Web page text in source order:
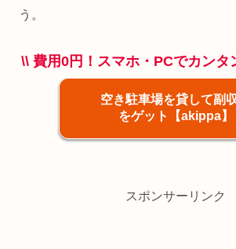
う。
\\ 費用0円！スマホ・PCでカンタ
空き駐車場を貸して副
をゲット【akippa】
スポンサーリンク